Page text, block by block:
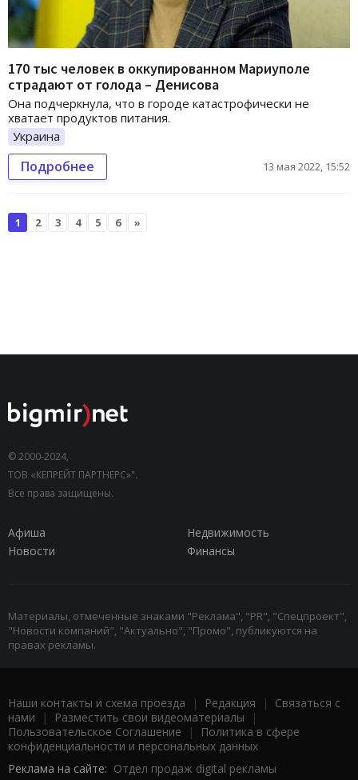
170 тыс человек в оккупированном Мариуполе
страдают от голода – Денисова
Она подчеркнула, что в городе катастрофически не
хватает продуктов питания.
Украина
Подробнее 13 мая 2022, 15:52
1 2 3 4 5 6 »
© 2000-2024,
ТОВ «КЕПРЕЙТ ПАРТНЕРС»".
Все права защищены.
Афиша
Недвижимость
Новости
Финансы
Материалы, отмеченные знаками "Реклама", "PR", "Спецпроект",
"Новости компаний", "Актуально", "Промо", публикуются на
правах рекламы.
Наши контакты и схема проезда | Редакция | Связаться с
нами | Разместить свои видеоматериалы |
Пользовательское Соглашение |
Политика в сфере
конфиденциальности и персональных данных
Реклама на сайте: Отдел продаж digital рекламы